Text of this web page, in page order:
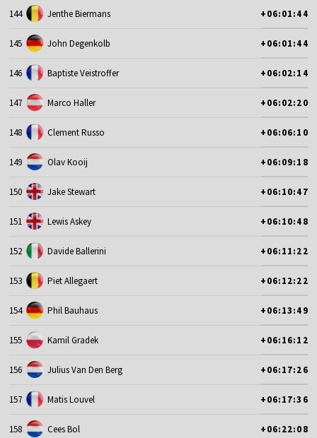
144 Jenthe Biermans +06:01:44
145 John Degenkolb +06:01:44
146 Baptiste Veistroffer +06:02:14
147 Marco Haller +06:02:20
148 Clement Russo +06:06:10
149 Olav Kooij +06:09:18
150 Jake Stewart +06:10:47
151 Lewis Askey +06:10:48
152 Davide Ballerini +06:11:22
153 Piet Allegaert +06:12:22
154 Phil Bauhaus +06:13:49
155 Kamil Gradek +06:16:12
156 Julius Van Den Berg +06:17:26
157 Matis Louvel +06:17:36
158 Cees Bol +06:22:08